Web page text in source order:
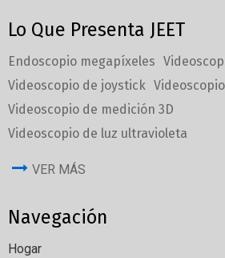
Lo Que Presenta JEET
Endoscopio megapíxeles
Videoscopio de joystick
Videoscopio de medición 3D
Videoscopio de luz ultravioleta
VER MÁS
Navegación
Hogar